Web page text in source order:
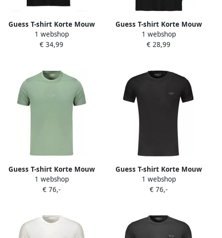
Guess T-shirt Korte Mouw
PRAT CN SS T-SHIRT
1 webshop
€ 34,99
Guess T-shirt Korte Mouw
SS CN REG UNISEX LOGO
PRINT
1 webshop
€ 28,99
Guess T-shirt Korte Mouw
m2yi72i3z14veg8g42xl
1 webshop
€ 76,-
Guess T-shirt Korte Mouw
m6yi24k3728nejblk2xl
1 webshop
€ 76,-